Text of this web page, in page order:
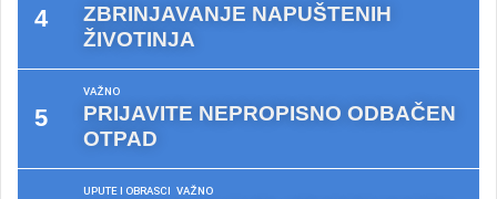
ZBRINJAVANJE NAPUŠTENIH
ŽIVOTINJA
VAŽNO
PRIJAVITE NEPROPISNO ODBAČEN
OTPAD
UPUTE I OBRASCI VAŽNO